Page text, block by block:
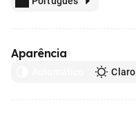
Aparência
Claro